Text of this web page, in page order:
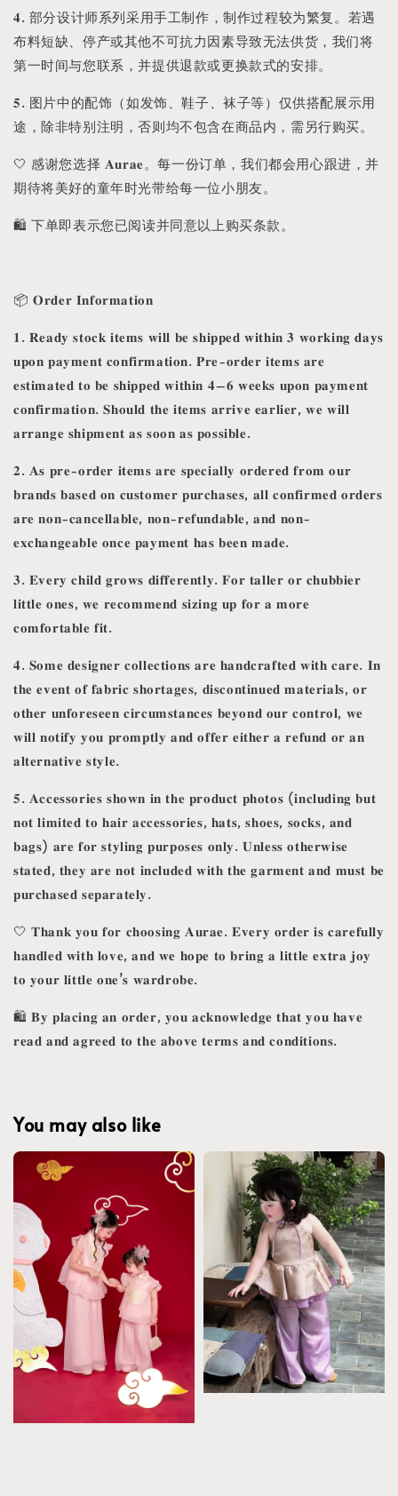
𝟒. 部分设计师系列采用手工制作，制作过程较为繁复。若遇
布料短缺、停产或其他不可抗力因素导致无法供货，我们将
第一时间与您联系，并提供退款或更换款式的安排。
𝟓. 图片中的配饰（如发饰、鞋子、袜子等）仅供搭配展示用
途，除非特别注明，否则均不包含在商品内，需另行购买。
🤍 感谢您选择 𝐀𝐮𝐫𝐚𝐞。每一份订单，我们都会用心跟进，并
期待将美好的童年时光带给每一位小朋友。
🛍️ 下单即表示您已阅读并同意以上购买条款。
📦 𝐎𝐫𝐝𝐞𝐫 𝐈𝐧𝐟𝐨𝐫𝐦𝐚𝐭𝐢𝐨𝐧
𝟏. 𝐑𝐞𝐚𝐝𝐲 𝐬𝐭𝐨𝐜𝐤 𝐢𝐭𝐞𝐦𝐬 𝐰𝐢𝐥𝐥 𝐛𝐞 𝐬𝐡𝐢𝐩𝐩𝐞𝐝 𝐰𝐢𝐭𝐡𝐢𝐧 𝟑 𝐰𝐨𝐫𝐤𝐢𝐧𝐠 𝐝𝐚𝐲𝐬
𝐮𝐩𝐨𝐧 𝐩𝐚𝐲𝐦𝐞𝐧𝐭 𝐜𝐨𝐧𝐟𝐢𝐫𝐦𝐚𝐭𝐢𝐨𝐧. 𝐏𝐫𝐞-𝐨𝐫𝐝𝐞𝐫 𝐢𝐭𝐞𝐦𝐬 𝐚𝐫𝐞
𝐞𝐬𝐭𝐢𝐦𝐚𝐭𝐞𝐝 𝐭𝐨 𝐛𝐞 𝐬𝐡𝐢𝐩𝐩𝐞𝐝 𝐰𝐢𝐭𝐡𝐢𝐧 𝟒–𝟔 𝐰𝐞𝐞𝐤𝐬 𝐮𝐩𝐨𝐧 𝐩𝐚𝐲𝐦𝐞𝐧𝐭
𝐜𝐨𝐧𝐟𝐢𝐫𝐦𝐚𝐭𝐢𝐨𝐧. 𝐒𝐡𝐨𝐮𝐥𝐝 𝐭𝐡𝐞 𝐢𝐭𝐞𝐦𝐬 𝐚𝐫𝐫𝐢𝐯𝐞 𝐞𝐚𝐫𝐥𝐢𝐞𝐫, 𝐰𝐞 𝐰𝐢𝐥𝐥
𝐚𝐫𝐫𝐚𝐧𝐠𝐞 𝐬𝐡𝐢𝐩𝐦𝐞𝐧𝐭 𝐚𝐬 𝐬𝐨𝐨𝐧 𝐚𝐬 𝐩𝐨𝐬𝐬𝐢𝐛𝐥𝐞.
𝟐. 𝐀𝐬 𝐩𝐫𝐞-𝐨𝐫𝐝𝐞𝐫 𝐢𝐭𝐞𝐦𝐬 𝐚𝐫𝐞 𝐬𝐩𝐞𝐜𝐢𝐚𝐥𝐥𝐲 𝐨𝐫𝐝𝐞𝐫𝐞𝐝 𝐟𝐫𝐨𝐦 𝐨𝐮𝐫
𝐛𝐫𝐚𝐧𝐝𝐬 𝐛𝐚𝐬𝐞𝐝 𝐨𝐧 𝐜𝐮𝐬𝐭𝐨𝐦𝐞𝐫 𝐩𝐮𝐫𝐜𝐡𝐚𝐬𝐞𝐬, 𝐚𝐥𝐥 𝐜𝐨𝐧𝐟𝐢𝐫𝐦𝐞𝐝 𝐨𝐫𝐝𝐞𝐫𝐬
𝐚𝐫𝐞 𝐧𝐨𝐧-𝐜𝐚𝐧𝐜𝐞𝐥𝐥𝐚𝐛𝐥𝐞, 𝐧𝐨𝐧-𝐫𝐞𝐟𝐮𝐧𝐝𝐚𝐛𝐥𝐞, 𝐚𝐧𝐝 𝐧𝐨𝐧-
𝐞𝐱𝐜𝐡𝐚𝐧𝐠𝐞𝐚𝐛𝐥𝐞 𝐨𝐧𝐜𝐞 𝐩𝐚𝐲𝐦𝐞𝐧𝐭 𝐡𝐚𝐬 𝐛𝐞𝐞𝐧 𝐦𝐚𝐝𝐞.
𝟑. 𝐄𝐯𝐞𝐫𝐲 𝐜𝐡𝐢𝐥𝐝 𝐠𝐫𝐨𝐰𝐬 𝐝𝐢𝐟𝐟𝐞𝐫𝐞𝐧𝐭𝐥𝐲. 𝐅𝐨𝐫 𝐭𝐚𝐥𝐥𝐞𝐫 𝐨𝐫 𝐜𝐡𝐮𝐛𝐛𝐢𝐞𝐫
𝐥𝐢𝐭𝐭𝐥𝐞 𝐨𝐧𝐞𝐬, 𝐰𝐞 𝐫𝐞𝐜𝐨𝐦𝐦𝐞𝐧𝐝 𝐬𝐢𝐳𝐢𝐧𝐠 𝐮𝐩 𝐟𝐨𝐫 𝐚 𝐦𝐨𝐫𝐞
𝐜𝐨𝐦𝐟𝐨𝐫𝐭𝐚𝐛𝐥𝐞 𝐟𝐢𝐭.
𝟒. 𝐒𝐨𝐦𝐞 𝐝𝐞𝐬𝐢𝐠𝐧𝐞𝐫 𝐜𝐨𝐥𝐥𝐞𝐜𝐭𝐢𝐨𝐧𝐬 𝐚𝐫𝐞 𝐡𝐚𝐧𝐝𝐜𝐫𝐚𝐟𝐭𝐞𝐝 𝐰𝐢𝐭𝐡 𝐜𝐚𝐫𝐞. 𝐈𝐧
𝐭𝐡𝐞 𝐞𝐯𝐞𝐧𝐭 𝐨𝐟 𝐟𝐚𝐛𝐫𝐢𝐜 𝐬𝐡𝐨𝐫𝐭𝐚𝐠𝐞𝐬, 𝐝𝐢𝐬𝐜𝐨𝐧𝐭𝐢𝐧𝐮𝐞𝐝 𝐦𝐚𝐭𝐞𝐫𝐢𝐚𝐥𝐬, 𝐨𝐫
𝐨𝐭𝐡𝐞𝐫 𝐮𝐧𝐟𝐨𝐫𝐞𝐬𝐞𝐞𝐧 𝐜𝐢𝐫𝐜𝐮𝐦𝐬𝐭𝐚𝐧𝐜𝐞𝐬 𝐛𝐞𝐲𝐨𝐧𝐝 𝐨𝐮𝐫 𝐜𝐨𝐧𝐭𝐫𝐨𝐥, 𝐰𝐞
𝐰𝐢𝐥𝐥 𝐧𝐨𝐭𝐢𝐟𝐲 𝐲𝐨𝐮 𝐩𝐫𝐨𝐦𝐩𝐭𝐥𝐲 𝐚𝐧𝐝 𝐨𝐟𝐟𝐞𝐫 𝐞𝐢𝐭𝐡𝐞𝐫 𝐚 𝐫𝐞𝐟𝐮𝐧𝐝 𝐨𝐫 𝐚𝐧
𝐚𝐥𝐭𝐞𝐫𝐧𝐚𝐭𝐢𝐯𝐞 𝐬𝐭𝐲𝐥𝐞.
𝟓. 𝐀𝐜𝐜𝐞𝐬𝐬𝐨𝐫𝐢𝐞𝐬 𝐬𝐡𝐨𝐰𝐧 𝐢𝐧 𝐭𝐡𝐞 𝐩𝐫𝐨𝐝𝐮𝐜𝐭 𝐩𝐡𝐨𝐭𝐨𝐬 (𝐢𝐧𝐜𝐥𝐮𝐝𝐢𝐧𝐠 𝐛𝐮𝐭
𝐧𝐨𝐭 𝐥𝐢𝐦𝐢𝐭𝐞𝐝 𝐭𝐨 𝐡𝐚𝐢𝐫 𝐚𝐜𝐜𝐞𝐬𝐬𝐨𝐫𝐢𝐞𝐬, 𝐡𝐚𝐭𝐬, 𝐬𝐡𝐨𝐞𝐬, 𝐬𝐨𝐜𝐤𝐬, 𝐚𝐧𝐝
𝐛𝐚𝐠𝐬) 𝐚𝐫𝐞 𝐟𝐨𝐫 𝐬𝐭𝐲𝐥𝐢𝐧𝐠 𝐩𝐮𝐫𝐩𝐨𝐬𝐞𝐬 𝐨𝐧𝐥𝐲. 𝐔𝐧𝐥𝐞𝐬𝐬 𝐨𝐭𝐡𝐞𝐫𝐰𝐢𝐬𝐞
𝐬𝐭𝐚𝐭𝐞𝐝, 𝐭𝐡𝐞𝐲 𝐚𝐫𝐞 𝐧𝐨𝐭 𝐢𝐧𝐜𝐥𝐮𝐝𝐞𝐝 𝐰𝐢𝐭𝐡 𝐭𝐡𝐞 𝐠𝐚𝐫𝐦𝐞𝐧𝐭 𝐚𝐧𝐝 𝐦𝐮𝐬𝐭 𝐛𝐞
𝐩𝐮𝐫𝐜𝐡𝐚𝐬𝐞𝐝 𝐬𝐞𝐩𝐚𝐫𝐚𝐭𝐞𝐥𝐲.
🤍 𝐓𝐡𝐚𝐧𝐤 𝐲𝐨𝐮 𝐟𝐨𝐫 𝐜𝐡𝐨𝐨𝐬𝐢𝐧𝐠 𝐀𝐮𝐫𝐚𝐞. 𝐄𝐯𝐞𝐫𝐲 𝐨𝐫𝐝𝐞𝐫 𝐢𝐬 𝐜𝐚𝐫𝐞𝐟𝐮𝐥𝐥𝐲
𝐡𝐚𝐧𝐝𝐥𝐞𝐝 𝐰𝐢𝐭𝐡 𝐥𝐨𝐯𝐞, 𝐚𝐧𝐝 𝐰𝐞 𝐡𝐨𝐩𝐞 𝐭𝐨 𝐛𝐫𝐢𝐧𝐠 𝐚 𝐥𝐢𝐭𝐭𝐥𝐞 𝐞𝐱𝐭𝐫𝐚 𝐣𝐨𝐲
𝐭𝐨 𝐲𝐨𝐮𝐫 𝐥𝐢𝐭𝐭𝐥𝐞 𝐨𝐧𝐞’𝐬 𝐰𝐚𝐫𝐝𝐫𝐨𝐛𝐞.
🛍️ 𝐁𝐲 𝐩𝐥𝐚𝐜𝐢𝐧𝐠 𝐚𝐧 𝐨𝐫𝐝𝐞𝐫, 𝐲𝐨𝐮 𝐚𝐜𝐤𝐧𝐨𝐰𝐥𝐞𝐝𝐠𝐞 𝐭𝐡𝐚𝐭 𝐲𝐨𝐮 𝐡𝐚𝐯𝐞
𝐫𝐞𝐚𝐝 𝐚𝐧𝐝 𝐚𝐠𝐫𝐞𝐞𝐝 𝐭𝐨 𝐭𝐡𝐞 𝐚𝐛𝐨𝐯𝐞 𝐭𝐞𝐫𝐦𝐬 𝐚𝐧𝐝 𝐜𝐨𝐧𝐝𝐢𝐭𝐢𝐨𝐧𝐬.
You may also like